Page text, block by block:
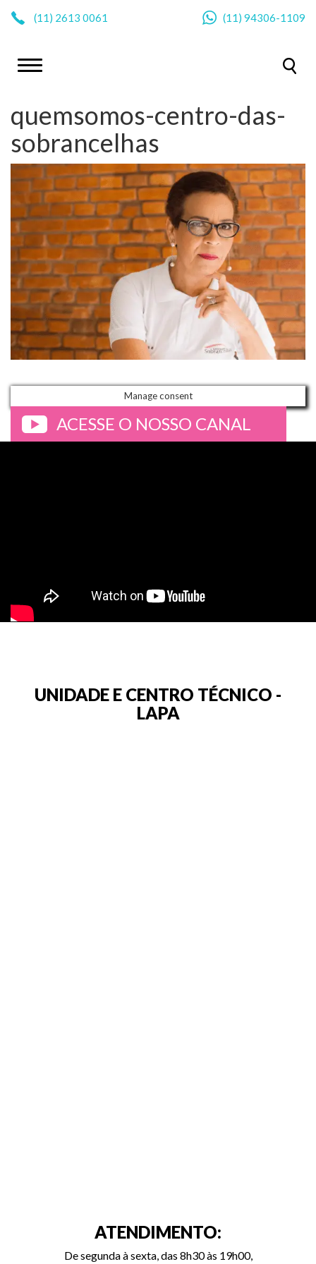
(11) 2613 0061 (11) 94306-1109
quemsomos-centro-das-
sobrancelhas
Manage consent
ACESSE O NOSSO CANAL
UNIDADE E CENTRO TÉCNICO -
LAPA
ATENDIMENTO:
De segunda à sexta, das 8h30 às 19h00,